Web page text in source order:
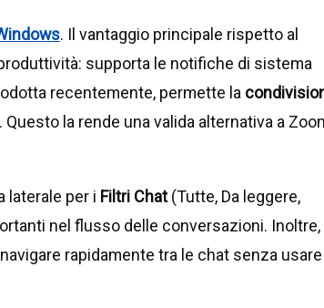
. Il vantaggio principale rispetto al
supporta le notifiche di sistema
recentemente, permette la
la rende una valida alternativa a
laterale per i Filtri Chat(Tutte, Da leggere,
nel flusso delle conversazioni. Inoltre,
rapidamente tra le chat senza usare